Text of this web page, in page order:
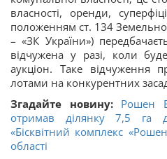
власності, оренди,
положенням ст. 134
– «ЗК України»)
відчужена у разі, коли
аукціон. Таке відчуження
лотами на конкурентних
Згадайте новину: Рошен
отримав ділянку 7,5 га
«Бісквітний комплекс
області